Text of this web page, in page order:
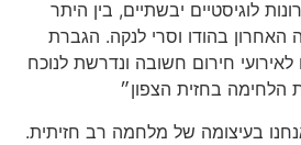
לוגיסטיים יבשתיים, בין היתר
האחרון בהודו וסרי לנקה. הגברת
חירום חשובה ונדרשת לנוכח
בחזית הצפון״
בעיצומה של מלחמה רב חזיתית.